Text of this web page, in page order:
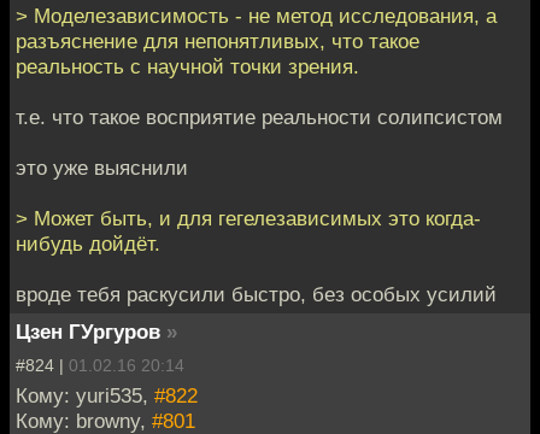
> Моделезависимость - не метод исследования, а
разъяснение для непонятливых, что такое
реальность с научной точки зрения.
т.е. что такое восприятие реальности солипсистом
это уже выяснили
> Может быть, и для гегелезависимых это когда-
нибудь дойдёт.
вроде тебя раскусили быстро, без особых усилий
Цзен ГУргуров »
#824 | 01.02.16 20:14
Кому: yuri535, #822
Кому: browny, #801